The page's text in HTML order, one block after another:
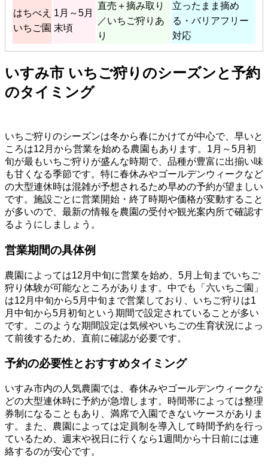
はちべえ
いちご園
1月～5月
末頃
直売＋摘み取り
／いちご狩りあ
り
立ったまま摘め
る・バリアフリー
対応
いすみ市 いちご狩りのシーズンと予約
のタイミング
いちご狩りのシーズンは冬から春にかけてが中心で、早いと
ころは12月から営業を始める農園もあります。1月～5月初
旬が最もいちご狩りが盛んな時期で、品種が豊富に出揃い味
も甘くなる季節です。特に春休みやゴールデンウィークなど
の大型連休時は混雑が予想されるため早めの予約が望ましい
です。施設ごとに営業開始・終了時期や価格が変動すること
が多いので、最新の情報を農園の受付や観光案内所で確認す
るようにしましょう。
営業期間の具体例
農園によっては12月中旬に営業を始め、5月上旬までいちご
狩り体験が可能なところがあります。中でも「六いちご園」
は12月中旬から5月中旬まで営業しており、いちご狩りは1
月中旬から5月初旬という期間で設定されていることが多い
です。このような期間設定は気候やいちごの生育状況によっ
て前後するため、直前に確認が必要です。
予約の必要性とおすすめタイミング
いすみ市内の人気農園では、春休みやゴールデンウィークな
どの大型連休時に予約が急増します。時間帯によっては整理
券制になることもあり、満席で入園できないケースがありま
す。また、農園によっては定員制を導入して時間予約を行っ
ているため、週末や祝日に行くなら1週間から十日前には連
絡するのが安心です。